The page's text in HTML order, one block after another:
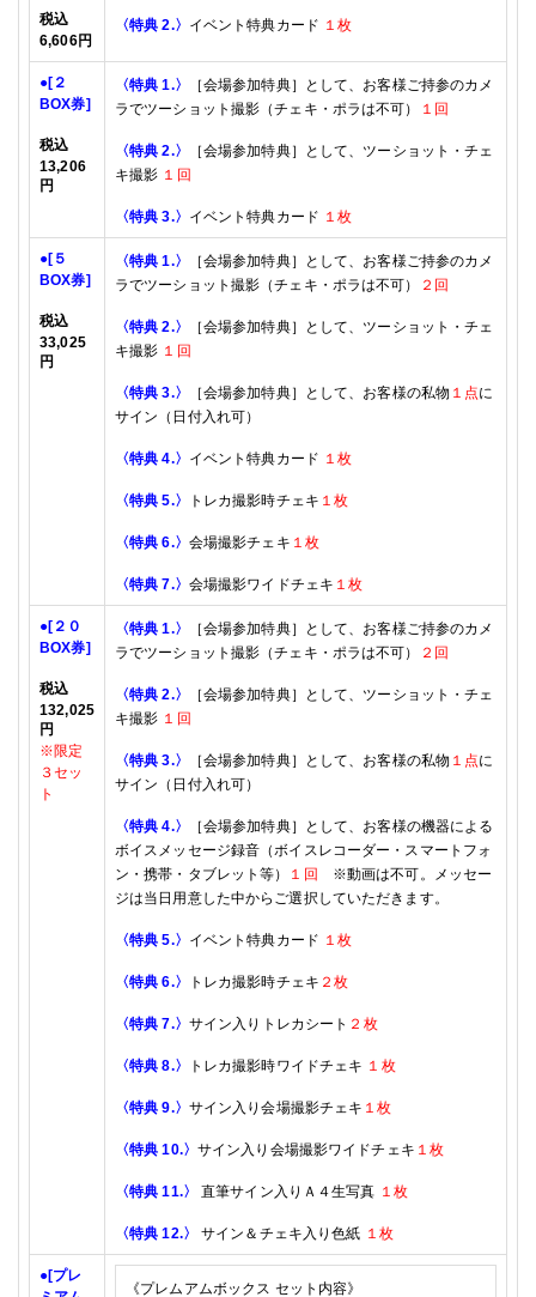
税込
6,606円
〈特典 2.〉 イベント特典カード １枚
●[２
BOX券]
税込
13,206
円
〈特典 1.〉 ［会場参加特典］として、 お客様ご持参のカメ
ラでツーショット撮影（チェキ・ポラは不可）
１回
〈特典 2.〉
［会場参加特典］として、ツーショット・チェ
キ撮影 １回
〈特典 3.〉 イベント特典カード １枚
●[５
BOX券]
税込
33,025
円
〈特典 1.〉 ［会場参加特典］として、 お客様ご持参のカメ
ラでツーショット撮影（チェキ・ポラは不可）
２回
〈特典 2.〉
［会場参加特典］として、ツーショット・チェ
キ撮影 １回
〈特典 3.〉 ［会場参加特典］として、お客様の私物 １点に
サイン（日付入れ可）
〈特典 4.〉 イベント特典カード １枚
〈特典 5.〉 トレカ撮影時チェキ １枚
〈特典 6.〉 会場撮影チェキ １枚
〈特典 7.〉 会場撮影ワイドチェキ １枚
●[２０
BOX券]
税込
132,025
円
※限定
３セッ
ト
〈特典 1.〉 ［会場参加特典］として、 お客様ご持参のカメ
ラでツーショット撮影（チェキ・ポラは不可）
２回
〈特典 2.〉
［会場参加特典］として、ツーショット・チェ
キ撮影 １回
〈特典 3.〉 ［会場参加特典］として、お客様の私物 １点に
サイン （日付入れ可）
〈特典 4.〉 ［会場参加特典］として、 お客様の機器による
ボイスメッセージ録音 （ボイスレコーダー・スマートフォ
ン・携帯・タブレット等）
１回
※動画は不可。メッセー
ジは当日用意した中からご選択していただきます。
〈特典 5.〉 イベント特典カード １枚
〈特典 6.〉 トレカ撮影時チェキ ２枚
〈特典 7.〉 サイン入りトレカシート ２枚
〈特典 8.〉 トレカ撮影時ワイドチェキ １枚
〈特典 9.〉 サイン入り会場撮影チェキ １枚
〈特典 10.〉 サイン入り 会場撮影ワイドチェキ １枚
〈特典 11.〉 直筆サイン入りＡ４生写真 １枚
〈特典 12.〉 サイン＆チェキ 入り色紙 １枚
●[プレ
《プレムアムボックス セット内容》